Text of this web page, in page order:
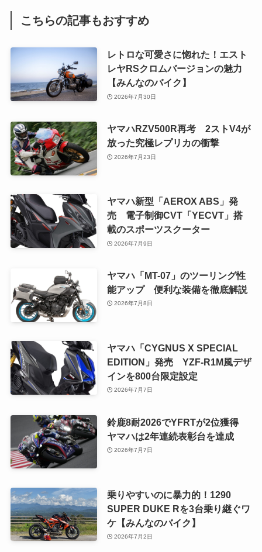
こちらの記事もおすすめ
レトロな可愛さに惚れた！エスト
レヤRSクロムバージョンの魅力
【みんなのバイク】
2026年7月30日
ヤマハRZV500R再考 2ストV4が
放った究極レプリカの衝撃
2026年7月23日
ヤマハ新型「AEROX ABS」発
売 電子制御CVT「YECVT」搭
載のスポーツスクーター
2026年7月9日
ヤマハ「MT-07」のツーリング性
能アップ 便利な装備を徹底解説
2026年7月8日
ヤマハ「CYGNUS X SPECIAL
EDITION」発売 YZF-R1M風デザ
インを800台限定設定
2026年7月7日
鈴鹿8耐2026でYFRTが2位獲得
ヤマハは2年連続表彰台を達成
2026年7月7日
乗りやすいのに暴力的！1290
SUPER DUKE Rを3台乗り継ぐワ
ケ【みんなのバイク】
2026年7月2日